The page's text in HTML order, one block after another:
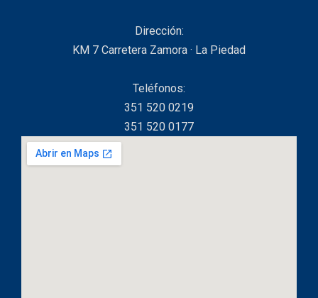
Dirección:
KM 7 Carretera Zamora · La Piedad
Teléfonos:
351 520 0219
351 520 0177